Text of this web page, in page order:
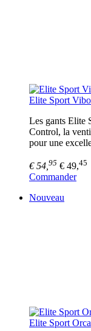
Elite Sport
Les gants Elite
Control, la
pour une
€ 54, 95 € 49,45
Commander
Nouveau
Elite Sport Orca